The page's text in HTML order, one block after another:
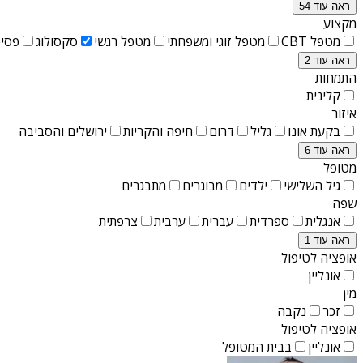
ראה עוד 54
מקצוע
מטפל CBT
מטפל זוגי ומשפחתי מטפל רגשי סקסולוג
ראה עוד 2
התמחות
קלינית
איזור
בקעת אונו
גליל דרום חיפה והקריות ירושלים והסביבה
ראה עוד 6
מטופל
גיל השלישי
ילדים מבוגרים
מתבגרים
שפה
אנגלית
ספרדית עברית ערבית צרפתית
ראה עוד 1
אופציה לטיפול
אונליין
מין
זכר
נקבה
אופציה לטיפול
אונליין
בבית המטופל